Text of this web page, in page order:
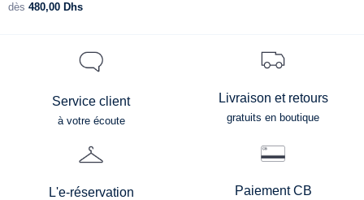
dès 480,00 Dhs
Service client
à votre écoute
Livraison et retours
gratuits en boutique
L'e-réservation Paiement CB